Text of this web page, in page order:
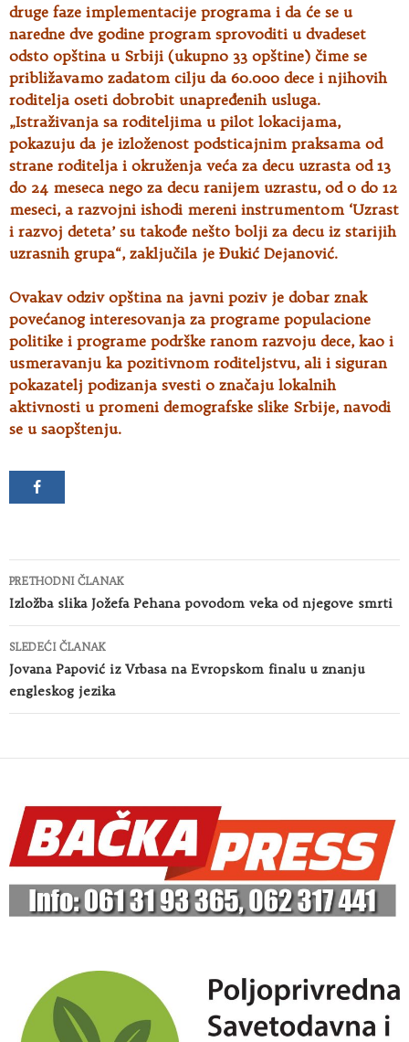
druge faze implementacije programa i da će se u
naredne dve godine program sprovoditi u dvadeset
odsto opština u Srbiji (ukupno 33 opštine) čime se
približavamo zadatom cilju da 60.000 dece i njihovih
roditelja oseti dobrobit unapređenih usluga.
„Istraživanja sa roditeljima u pilot lokacijama,
pokazuju da je izloženost podsticajnim praksama od
strane roditelja i okruženja veća za decu uzrasta od 13
do 24 meseca nego za decu ranijem uzrastu, od 0 do 12
meseci, a razvojni ishodi mereni instrumentom ‘Uzrast
i razvoj deteta’ su takođe nešto bolji za decu iz starijih
uzrasnih grupa“, zaključila je Đukić Dejanović.
Ovakav odziv opština na javni poziv je dobar znak
povećanog interesovanja za programe populacione
politike i programe podrške ranom razvoju dece, kao i
usmeravanju ka pozitivnom roditeljstvu, ali i siguran
pokazatelj podizanja svesti o značaju lokalnih
aktivnosti u promeni demografske slike Srbije, navodi
se u saopštenju.
Kretanje
članaka
PRETHODNI ČLANAK
Izložba slika Jožefa Pehana povodom veka od njegove smrti
SLEDEĆI ČLANAK
Jovana Papović iz Vrbasa na Evropskom finalu u znanju
engleskog jezika